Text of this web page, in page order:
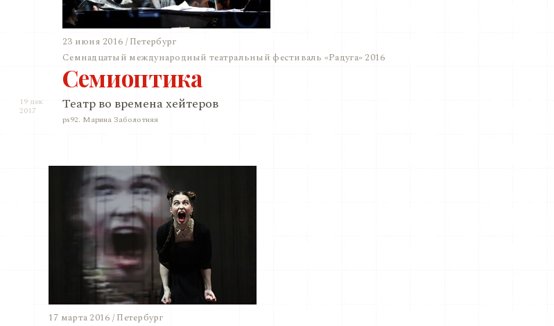
23 июня 2016 / Петербург
Семнадцатый международный театральный фестиваль «Радуга» 2016
Семиоптика
Театр во времена хейтеров
ps92. Марина Заболотняя
17 марта 2016 / Петербург
19 дек
2017